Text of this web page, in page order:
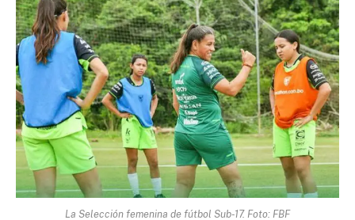
La Selección femenina de fútbol Sub-17. Foto: FBF